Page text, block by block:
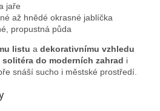
jaře
až hnědé okrasné jablíčka
propustná půda
listu a dekorativnímu vzhledu
solitéra do moderních zahrad i
snáší sucho i městské prostředí.